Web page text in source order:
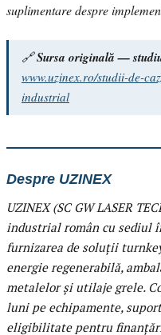
suplimentare despre
🔗Sursa originală —
www.uzinex.ro/studii-de-
industrial
Despre UZINEX
UZINEX (SC GW LASER
industrial român cu sediul
furnizarea de soluții
energie regenerabilă,
metalelor și utilaje grele.
luni pe echipamente,
eligibilitate pentru